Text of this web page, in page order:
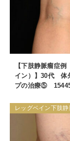
【下肢静脈瘤症例
イン）】30代 体
プの治療⑤
レッグベイン下肢